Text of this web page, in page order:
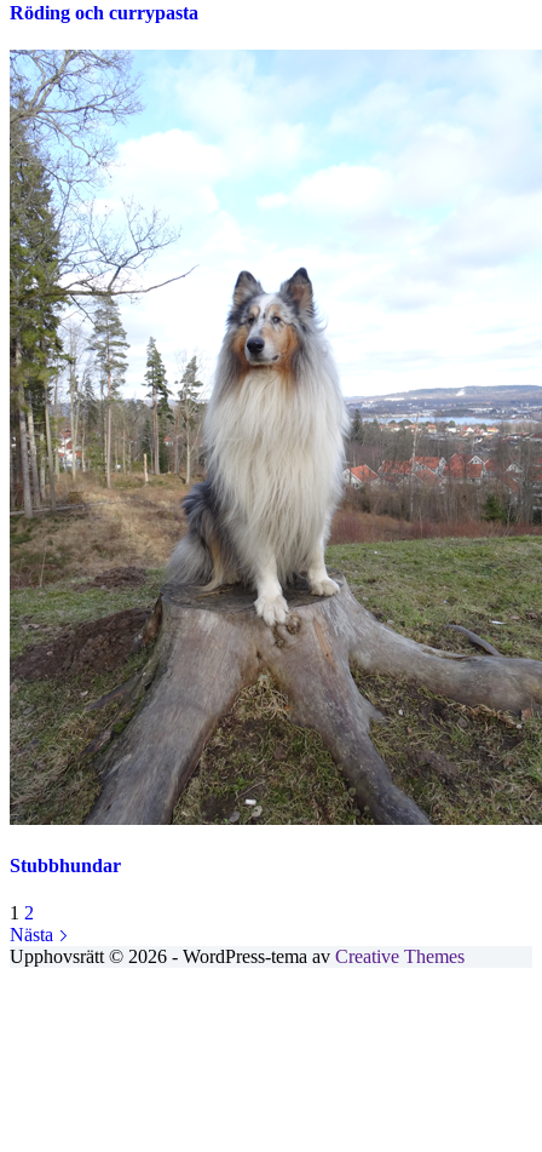
Röding och currypasta
Stubbhundar
1 2
Nästa
Upphovsrätt © 2026 - WordPress-tema av Creative Themes